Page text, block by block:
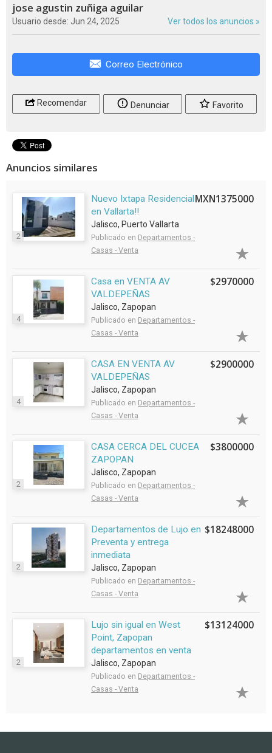
jose agustin zuñiga aguilar
Usuario desde: Jun 24, 2025 Ver todos los anuncios »
Correo Electrónico
Recomendar Denunciar Favorito
Anuncios similares
2
Nuevo Ixtapa Residencial
en Vallarta!!
Jalisco, Puerto Vallarta
Publicado en Departamentos -
Casas - Venta
MXN1375000
4
Casa en VENTA AV
VALDEPEÑAS
Jalisco, Zapopan
Publicado en Departamentos -
Casas - Venta
$2970000
4
CASA EN VENTA AV
VALDEPEÑAS
Jalisco, Zapopan
Publicado en Departamentos -
Casas - Venta
$2900000
2
CASA CERCA DEL CUCEA
ZAPOPAN
Jalisco, Zapopan
Publicado en Departamentos -
Casas - Venta
$3800000
2
Departamentos de Lujo en
Preventa y entrega
inmediata
Jalisco, Zapopan
Publicado en Departamentos -
Casas - Venta
$18248000
2
Lujo sin igual en West
Point, Zapopan
departamentos en venta
Jalisco, Zapopan
Publicado en Departamentos -
Casas - Venta
$13124000